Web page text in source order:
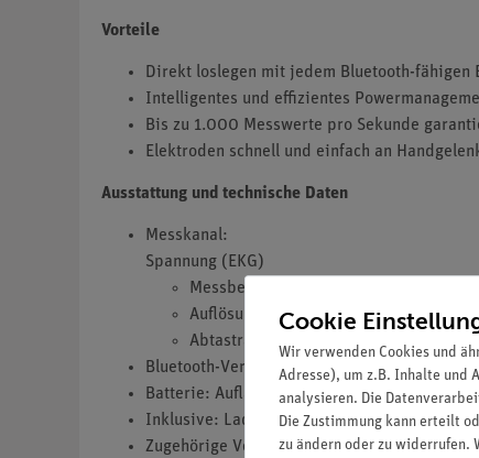
Vorteile
Direkt loslegen mit jedem Bluetooth-fähigen
Intelligentes und effizientes
Bis zu 1.000 Messwerte pro Sekunde
Elektroden schnell und einfach an
Ausstattung und technische Daten
Messkanal:
Spannung (EKG)
Messbereich: 0 … 4,5 mV
Auflösung: 4,5 µV
Abtastrate: bis zu 1000 Hz (Bluetooth
Bluetooth-Version: 5.0
Batterie: Aufladbarer Lithium-Polymer-
Inklusive: Ladekabel USB-A zu USB-C
Zugehörige Verbindungsleitungen und 6
Cookie
Wir verwenden Cookies und
Adresse), um z.B. Inhalte und
analysieren. Die
Die Zustimmung kann erteilt
zu ändern oder zu widerrufen.